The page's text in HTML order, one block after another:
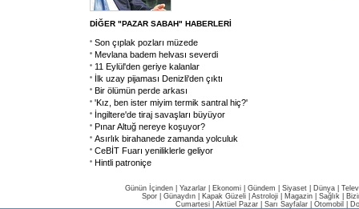
DİĞER "PAZAR SABAH" HABERLERİ
Son çıplak pozları müzede
Mevlana badem helvası severdi
11 Eylül'den geriye kalanlar
İlk uzay pijaması Denizli'den çıktı
Bir ölümün perde arkası
'Kız, ben ister miyim termik santral hiç?'
İngiltere'de tiraj savaşları büyüyor
Pınar Altuğ nereye koşuyor?
Asırlık birahanede zamanda yolculuk
CeBİT Fuarı yeniliklerle geliyor
Hintli patroniçe
Günün İçinden Yazarlar Ekonomi Gündem Siyaset Dünya |
Spor
Günaydın Kapak Güzeli Astroloji Magazin Sağlık
Cumartesi| Aktüel Pazar| Sarı Sayfalar| Otomobil